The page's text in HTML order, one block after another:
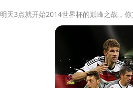
明天3点就开始2014世界杯的巅峰之战，